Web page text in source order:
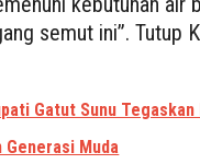
semut ini”. Tutup
Gatut Sunu
Generasi Muda